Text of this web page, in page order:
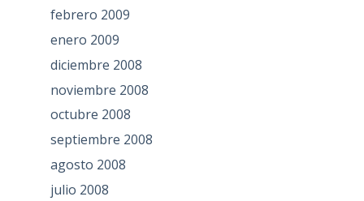
febrero 2009
enero 2009
diciembre 2008
noviembre 2008
octubre 2008
septiembre 2008
agosto 2008
julio 2008